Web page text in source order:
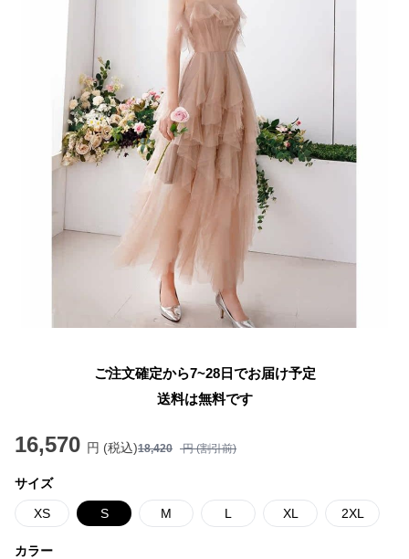
ご注文確定から7~28日でお届け予定
送料は無料です
16,570 円 (税込)18,420 円 (割引前)
サイズ
XS S M L XL 2XL
カラー